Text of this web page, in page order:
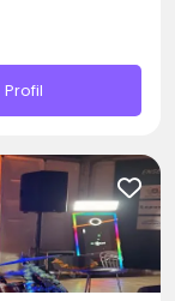
Profil